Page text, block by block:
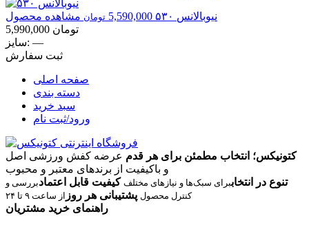
نیوبالانس ۵۳۰ 5,590,000 تومان مشاهده محصول
5,990,000 تومان
سایز: —
ثبت سفارش
صفحه اصلی
دسته بندی
سبد خرید
ورود/ثبت نام
کتونیکس؛ انتخاب مطمئن برای هر قدم عرضه کفش ورزشی اصل
و باکیفیت از برندهای معتبر و محبوب
تنوع در انتخاببرای سبک‌ها و نیازهای مختلف کیفیت قابل اعتمادبررسی و
کنترل محصول پشتیبانی هر روز از ساعت ۹ تا ۲۴
راهنمای خرید مشتریان